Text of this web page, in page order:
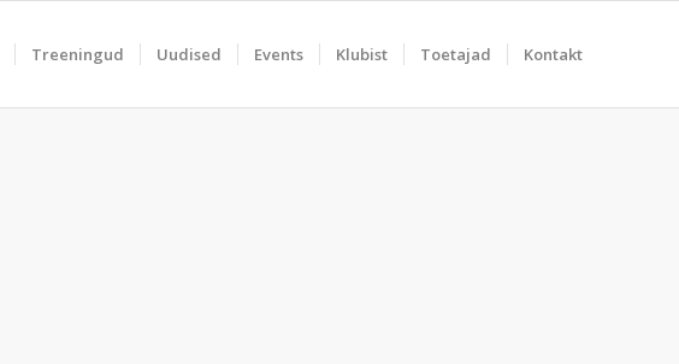
Treeningud Uudised Events Klubist Toetajad Kontakt